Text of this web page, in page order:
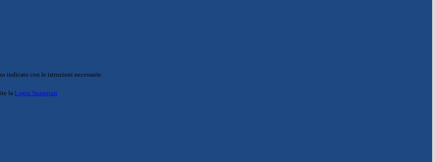
indicato con le istruzioni necessarie.
la Login Spaggiari